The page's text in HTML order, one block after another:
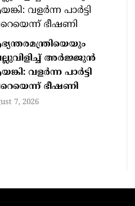
അര്‍ജ്ജുന്‍
വളര്‍ന്ന പാര്‍ട്ടി
ഭീഷണി
7, 2026